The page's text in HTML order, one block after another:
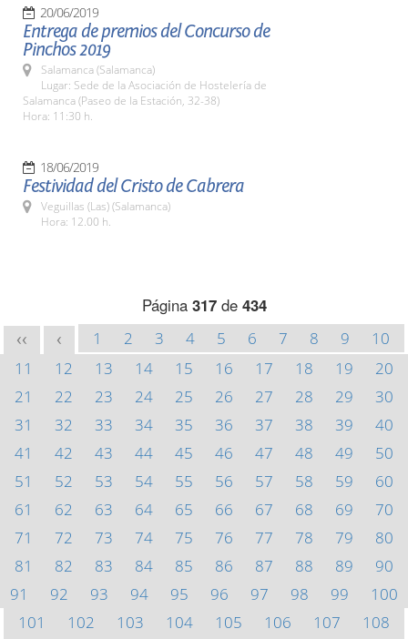
20/06/2019
Entrega de premios del Concurso de
Pinchos 2019
Salamanca (Salamanca)
Lugar: Sede de la Asociación de Hostelería de
Salamanca (Paseo de la Estación, 32-38)
Hora: 11:30 h.
18/06/2019
Festividad del Cristo de Cabrera
Veguillas (Las) (Salamanca)
Hora: 12.00 h.
Página 317de 434
<< < 1 2 3 4 5 6 7 8 9
10
11
12 13 14 15 16 17 18 19
20
21
22 23 24 25 26 27 28 29
30
31
32 33 34 35 36 37 38 39
40
41
42 43 44 45 46 47 48 49
50
51
52 53 54 55 56 57 58 59
60
61
62 63 64 65 66 67 68 69
70
71
72 73 74 75 76 77 78 79
80
81
82 83 84 85 86 87 88 89
90
91
92 93 94 95 96 97 98 99
100
101
102 103 104 105 106 107
108